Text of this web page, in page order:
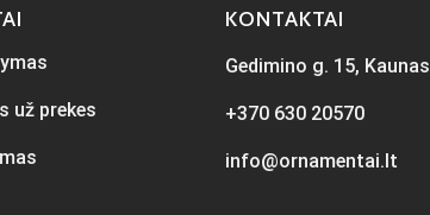
už prekes
KONTAKTAI
Gedimino g. 15, Kaunas
+370 630 20570
info@ornamentai.lt